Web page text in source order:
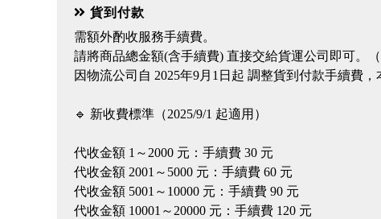
貨到付款
需額外酌收服務手續費。
請將商品總金額(含手續費) 直接交給貨運公司即可。
因物流公司自 2025年9月1日起 調整貨到付款手續費
🔹 新收費標準（2025/9/1 起適用）
代收金額 1～2000 元：手續費 30 元
代收金額 2001～5000 元：手續費 60 元
代收金額 5001～10000 元：手續費 90 元
代收金額 10001～20000 元：手續費 120 元